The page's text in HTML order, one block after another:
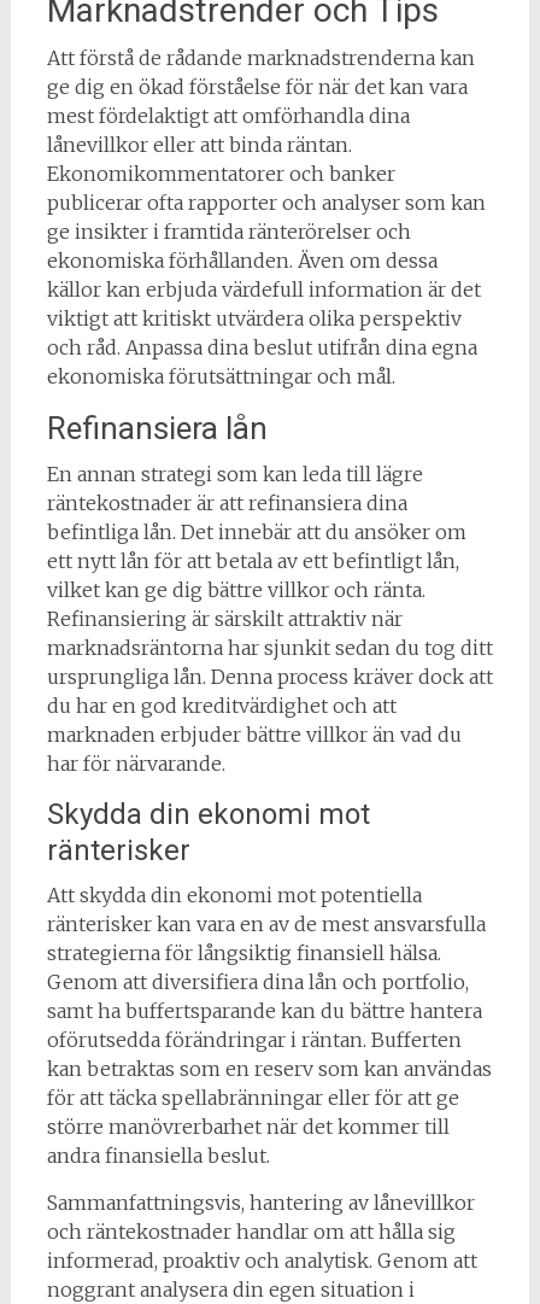
Marknadstrender och Tips
Att förstå de rådande marknadstrenderna kan
ge dig en ökad förståelse för när det kan vara
mest fördelaktigt att omförhandla dina
lånevillkor eller att binda räntan.
Ekonomikommentatorer och banker
publicerar ofta rapporter och analyser som kan
ge insikter i framtida ränterörelser och
ekonomiska förhållanden. Även om dessa
källor kan erbjuda värdefull information är det
viktigt att kritiskt utvärdera olika perspektiv
och råd. Anpassa dina beslut utifrån dina egna
ekonomiska förutsättningar och mål.
Refinansiera lån
En annan strategi som kan leda till lägre
räntekostnader är att refinansiera dina
befintliga lån. Det innebär att du ansöker om
ett nytt lån för att betala av ett befintligt lån,
vilket kan ge dig bättre villkor och ränta.
Refinansiering är särskilt attraktiv när
marknadsräntorna har sjunkit sedan du tog ditt
ursprungliga lån. Denna process kräver dock att
du har en god kreditvärdighet och att
marknaden erbjuder bättre villkor än vad du
har för närvarande.
Skydda din ekonomi mot
ränterisker
Att skydda din ekonomi mot potentiella
ränterisker kan vara en av de mest ansvarsfulla
strategierna för långsiktig finansiell hälsa.
Genom att diversifiera dina lån och portfolio,
samt ha buffertsparande kan du bättre hantera
oförutsedda förändringar i räntan. Bufferten
kan betraktas som en reserv som kan användas
för att täcka spellabränningar eller för att ge
större manövrerbarhet när det kommer till
andra finansiella beslut.
Sammanfattningsvis, hantering av lånevillkor
och räntekostnader handlar om att hålla sig
informerad, proaktiv och analytisk. Genom att
noggrant analysera din egen situation i